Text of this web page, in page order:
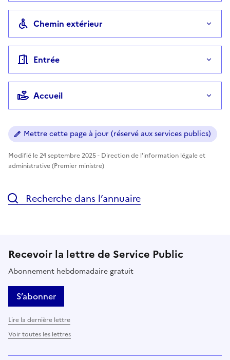
Chemin extérieur
Entrée
Accueil
Mettre cette page à jour (réservé aux services publics)
Modifié le 24 septembre 2025 - Direction de l'information légale et
administrative (Premier ministre)
Recherche dans l’annuaire
Recevoir la lettre de Service Public
Abonnement hebdomadaire gratuit
S’abonner
Lire la dernière lettre
Voir toutes les lettres